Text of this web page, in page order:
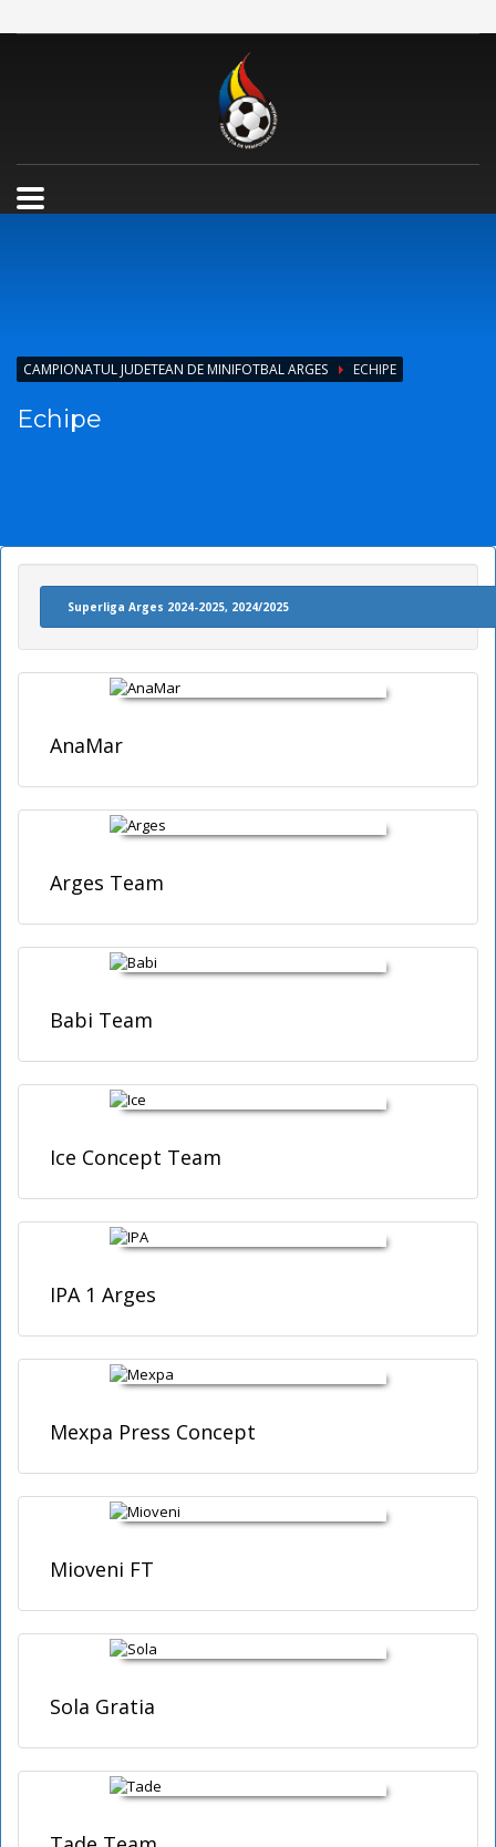
CAMPIONATUL JUDETEAN DE MINIFOTBAL ARGES ECHIPE
Echipe
AnaMar
Arges Team
Babi Team
Ice Concept Team
IPA 1 Arges
Mexpa Press Concept
Mioveni FT
Sola Gratia